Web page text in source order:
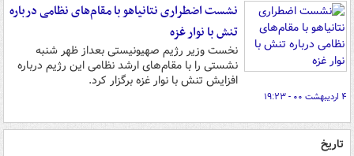
نشست اضطراری نتانیاهو با مقام‌های نظامی درباره
تنش با نوار غزه
نخست وزیر رژیم صهیونیستی بعداز ظهر شنبه
نشستی را با مقام‌های ارشد نظامی این رژیم درباره
افزایش تنش با نوار غزه برگزار کرد.
۴ اردیبهشت ۰۰ - ۱۹:۲۳
تاریخ